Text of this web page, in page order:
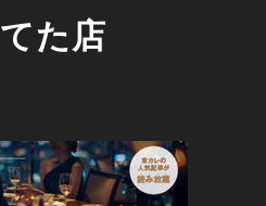
た店